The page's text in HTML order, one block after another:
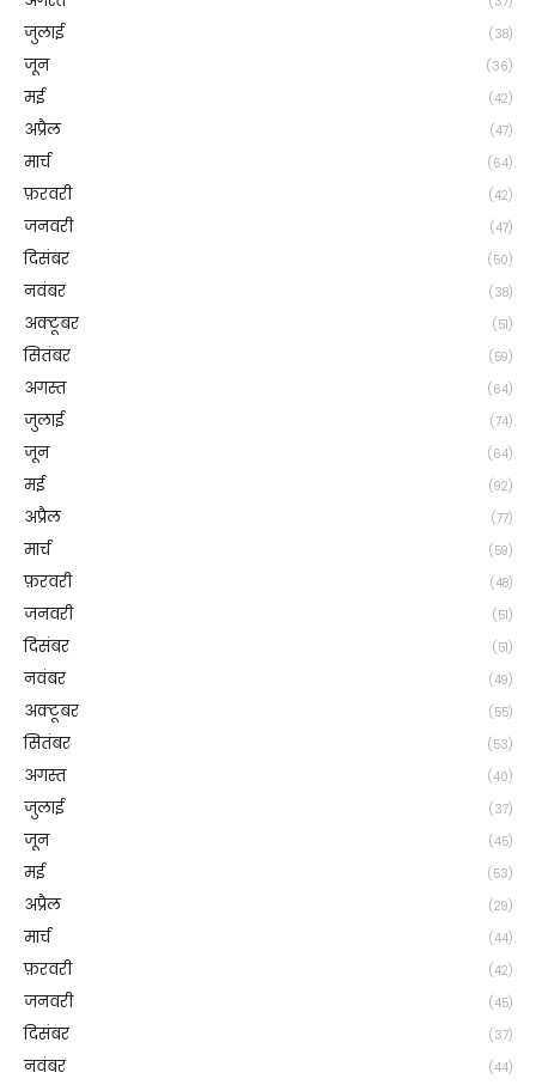
जुलाई (38)
जून (36)
मई (42)
अप्रैल (47)
मार्च (64)
फ़रवरी (42)
जनवरी (47)
दिसंबर (50)
नवंबर (38)
अक्टूबर (51)
सितंबर (59)
अगस्त (64)
जुलाई (74)
जून (64)
मई (92)
अप्रैल (77)
मार्च (59)
फ़रवरी (48)
जनवरी (51)
दिसंबर (51)
नवंबर (49)
अक्टूबर (55)
सितंबर (53)
अगस्त (40)
जुलाई (37)
जून (45)
मई (53)
अप्रैल (29)
मार्च (44)
फ़रवरी (42)
जनवरी (45)
दिसंबर (37)
नवंबर (44)